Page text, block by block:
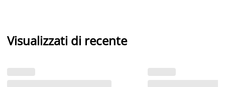
Visualizzati di recente